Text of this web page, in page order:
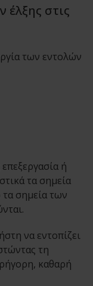
έλξης στις
των εντολών
ή
τα σημεία
τα σημεία των
να εντοπίζει
τη
καθαρή